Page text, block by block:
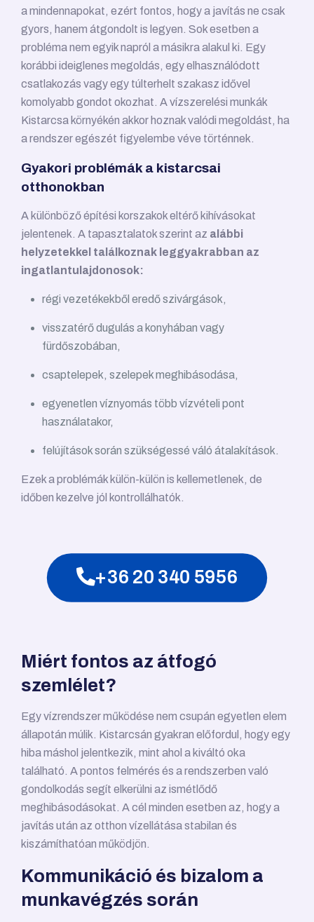
a mindennapokat, ezért fontos, hogy a javítás ne csak
gyors, hanem átgondolt is legyen. Sok esetben a
probléma nem egyik napról a másikra alakul ki. Egy
korábbi ideiglenes megoldás, egy elhasználódott
csatlakozás vagy egy túlterhelt szakasz idővel
komolyabb gondot okozhat. A vízszerelési munkák
Kistarcsa környékén akkor hoznak valódi megoldást, ha
a rendszer egészét figyelembe véve történnek.
Gyakori problémák a kistarcsai
otthonokban
A különböző építési korszakok eltérő kihívásokat
jelentenek. A tapasztalatok szerint az alábbi
helyzetekkel találkoznak leggyakrabban az
ingatlantulajdonosok:
régi vezetékekből eredő szivárgások,
visszatérő dugulás a konyhában vagy
fürdőszobában,
csaptelepek, szelepek meghibásodása,
egyenetlen víznyomás több vízvételi pont
használatakor,
felújítások során szükségessé váló átalakítások.
Ezek a problémák külön-külön is kellemetlenek, de
időben kezelve jól kontrollálhatók.
+36 20 340 5956
Miért fontos az átfogó
szemlélet?
Egy vízrendszer működése nem csupán egyetlen elem
állapotán múlik. Kistarcsán gyakran előfordul, hogy egy
hiba máshol jelentkezik, mint ahol a kiváltó oka
található. A pontos felmérés és a rendszerben való
gondolkodás segít elkerülni az ismétlődő
meghibásodásokat. A cél minden esetben az, hogy a
javítás után az otthon vízellátása stabilan és
kiszámíthatóan működjön.
Kommunikáció és bizalom a
munkavégzés során